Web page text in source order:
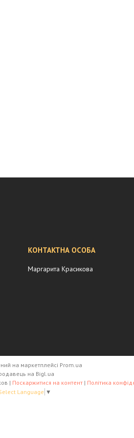
Маргарита Красикова
на маркетплейсі Prom.ua
на Bigl.ua
diamarket.com.ua - товары для диабетиков | Поскаржитися на контент | Політика
Language ▼